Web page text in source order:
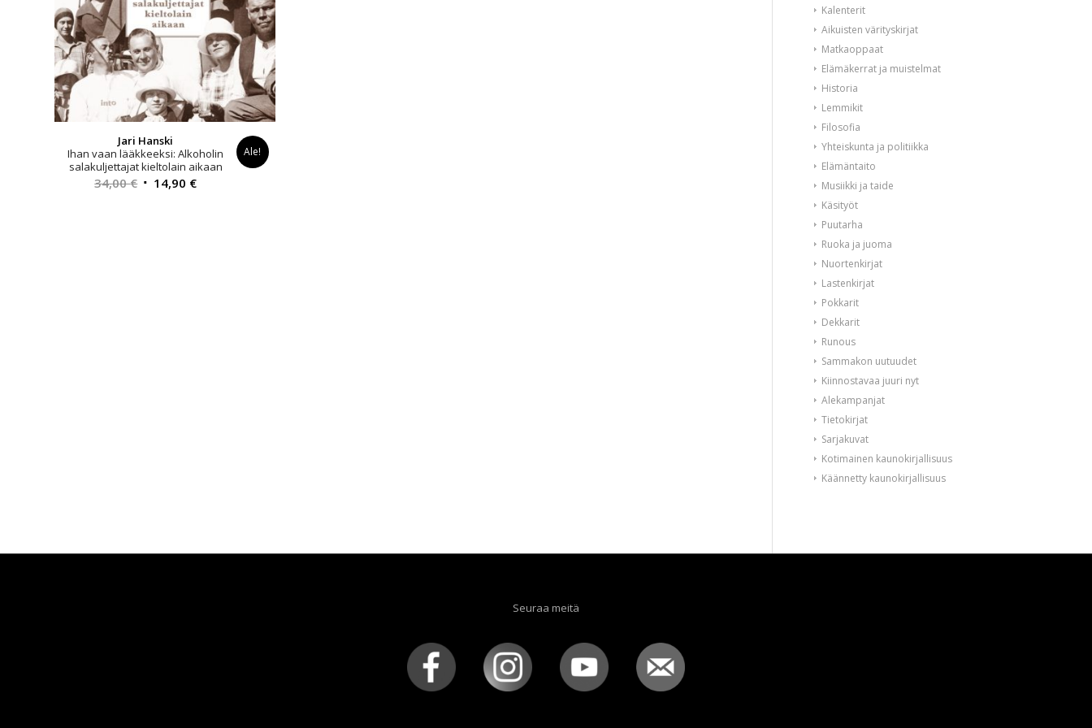
Jari Hanski
Ihan vaan lääkkeeksi: Alkoholin
salakuljettajat kieltolain aikaan
34,00€ Alkuperäinen
14,90 €Nykyinen
Ale!
Kalenterit
Aikuisten värityskirjat
Matkaoppaat
Elämäkerrat ja muistelmat
Historia
Lemmikit
Filosofia
Yhteiskunta ja politiikka
Elämäntaito
Musiikki ja taide
Käsityöt
Puutarha
Ruoka ja juoma
Nuortenkirjat
Lastenkirjat
Pokkarit
Dekkarit
Runous
Sammakon uutuudet
Kiinnostavaa juuri nyt
Alekampanjat
Tietokirjat
Sarjakuvat
Kotimainen kaunokirjallisuus
Käännetty kaunokirjallisuus
Seuraa meitä